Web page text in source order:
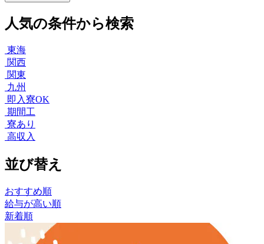
人気の条件から検索
東海
関西
関東
九州
即入寮OK
期間工
寮あり
高収入
並び替え
おすすめ順
給与が高い順
新着順